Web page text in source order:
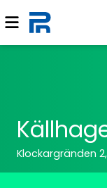
Klockargränden